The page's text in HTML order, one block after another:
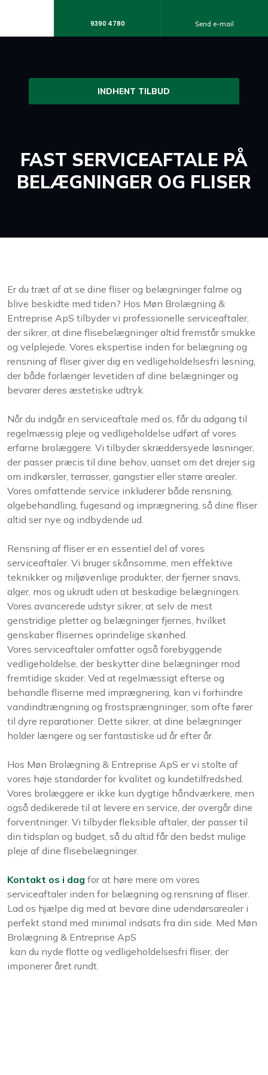
+45 2033 7103 Send e-mail
9390 4780
INDHENT TILBUD
FAST SERVICEAFTALE PÅ
BELÆGNINGER​ OG FLISER
​Er du træt af at se dine fliser og belægninger falme og
blive beskidte med tiden? Hos Møn Brolægning &
Entreprise ApS tilbyder vi professionelle serviceaftaler,
der sikrer, at dine flisebelægninger altid fremstår smukke
og velplejede. Vores ekspertise inden for belægning og
rensning af fliser giver dig en vedligeholdelsesfri løsning,
der både forlænger levetiden af dine belægninger og
bevarer deres æstetiske udtryk.
Når du indgår en serviceaftale med os, får du adgang til
regelmæssig pleje og vedligeholdelse udført af vores
erfarne brolæggere. Vi tilbyder skræddersyede løsninger,
der passer præcis til dine behov, uanset om det drejer sig
om indkørsler, terrasser, gangstier eller større arealer.
Vores omfattende service inkluderer både rensning,
algebehandling, fugesand og imprægnering, så dine fliser
altid ser nye og indbydende ud.
Rensning af fliser er en essentiel del af vores
serviceaftaler. Vi bruger skånsomme, men effektive
teknikker og miljøvenlige produkter, der fjerner snavs,
alger, mos og ukrudt uden at beskadige belægningen.
Vores avancerede udstyr sikrer, at selv de mest
genstridige pletter og belægninger fjernes, hvilket
genskaber flisernes oprindelige skønhed.
Vores serviceaftaler omfatter også forebyggende
vedligeholdelse, der beskytter dine belægninger mod
fremtidige skader. Ved at regelmæssigt efterse og
behandle fliserne med imprægnering, kan vi forhindre
vandindtrængning og frostsprængninger, som ofte fører
til dyre reparationer. Dette sikrer, at dine belægninger
holder længere og ser fantastiske ud år efter år.
Hos Møn Brolægning & Entreprise ApS er vi stolte af
vores høje standarder for kvalitet og kundetilfredshed.
Vores brolæggere er ikke kun dygtige håndværkere, men
også dedikerede til at levere en service, der overgår dine
forventninger. Vi tilbyder fleksible aftaler, der passer til
din tidsplan og budget, så du altid får den bedst mulige
pleje af dine flisebelægninger.
Kontakt os i dag for at høre mere om vores
serviceaftaler inden for belægning og rensning af fliser.
Lad os hjælpe dig med at bevare dine udendørsarealer i
perfekt stand med minimal indsats fra din side. Med Møn
Brolægning & Entreprise ApS
​ kan du nyde flotte og vedligeholdelsesfri fliser, der
imponerer året rundt.